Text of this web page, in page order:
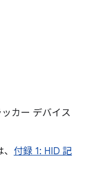
カー デバイス
付録 1: HID 記